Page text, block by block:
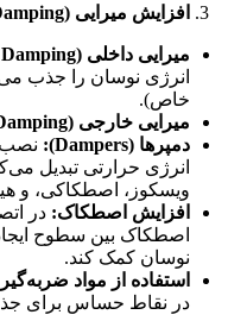
افزایش میرایی (Damping) سیستم:
میرایی داخلی (Material Damping):
انرژی نوسان را جذب
خاص).
میرایی خارجی (External Damping):
دمپرها (Dampers):
نصب
انرژی حرارتی تبدیل
ویسکوز، اصطکاکی، و
افزایش اصطکاک: در
اصطکاک بین سطوح
نوسان کمک کند.
استفاده از مواد
در نقاط حساس برای